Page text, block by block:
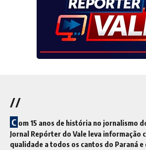
//
C om 15 anos de história no jornalismo
Jornal Repórter do Vale leva informação
qualidade a todos os cantos do Paraná